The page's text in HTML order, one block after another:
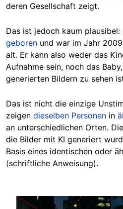
deren Gesellschaft zeigt.
Das ist jedoch kaum
geboren und war im Jahr
alt. Er kann also weder das
Aufnahme sein, noch das
generierten Bildern zu sehen
Das ist nicht die einzige
zeigen dieselben Personen in
an unterschiedlichen Orten.
die Bilder mit KI generiert
Basis eines identischen oder
(schriftliche Anweisung).
Image